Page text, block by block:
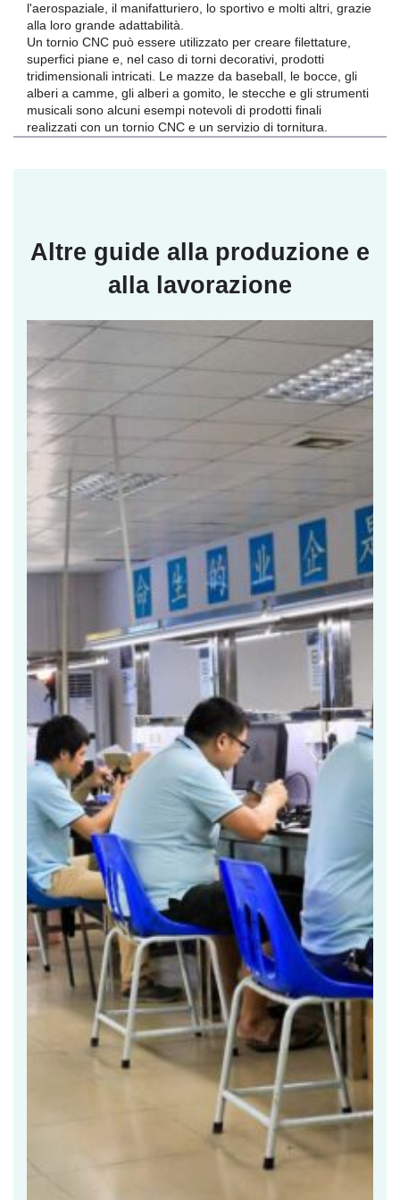
l'aerospaziale, il manifatturiero, lo sportivo e molti altri, grazie
alla loro grande adattabilità.
Un tornio CNC può essere utilizzato per creare filettature,
superfici piane e, nel caso di torni decorativi, prodotti
tridimensionali intricati. Le mazze da baseball, le bocce, gli
alberi a camme, gli alberi a gomito, le stecche e gli strumenti
musicali sono alcuni esempi notevoli di prodotti finali
realizzati con un tornio CNC e un servizio di tornitura.
Altre guide alla produzione e
alla lavorazione